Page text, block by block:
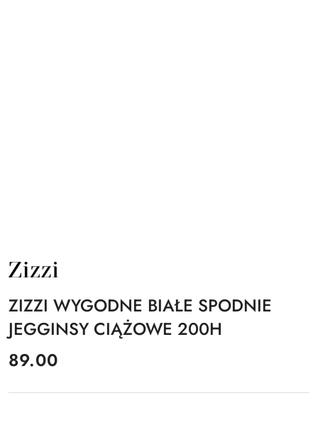
NAZWA
PRODUCENTA:
ZIZZI WYGODNE BIAŁE SPODNIE
JEGGINSY CIĄŻOWE 200H
cena:
89.00